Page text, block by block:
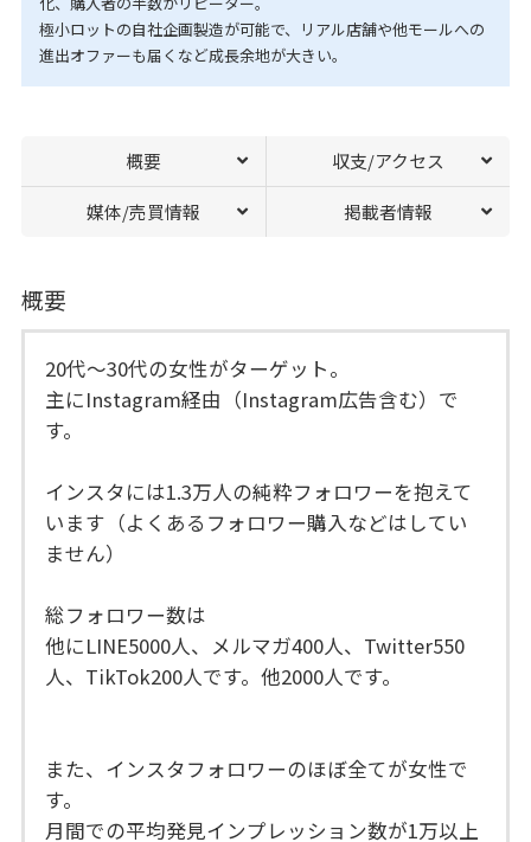
極小ロットの自社企画製造が可能で、リアル店舗や他モールへの
進出オファーも届くなど成長余地が大きい。
概要 収支/アクセス
媒体/売買情報 掲載者情報
概要
20代〜30代の女性がターゲット。
主にInstagram経由（Instagram広告含む）で
す。
インスタには1.3万人の純粋フォロワーを抱えて
います（よくあるフォロワー購入などはしてい
ません）
総フォロワー数は
他にLINE5000人、メルマガ400人、Twitter550
人、TikTok200人です。他2000人です。
また、インスタフォロワーのほぼ全てが女性で
す。
月間での平均発見インプレッション数が1万以上